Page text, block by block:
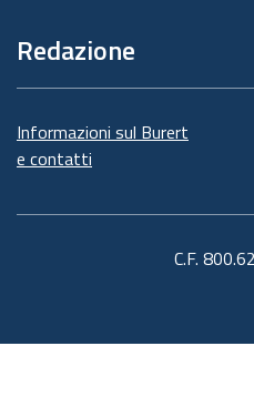
Redazione
Informazioni sul Burert
e contatti
C.F.